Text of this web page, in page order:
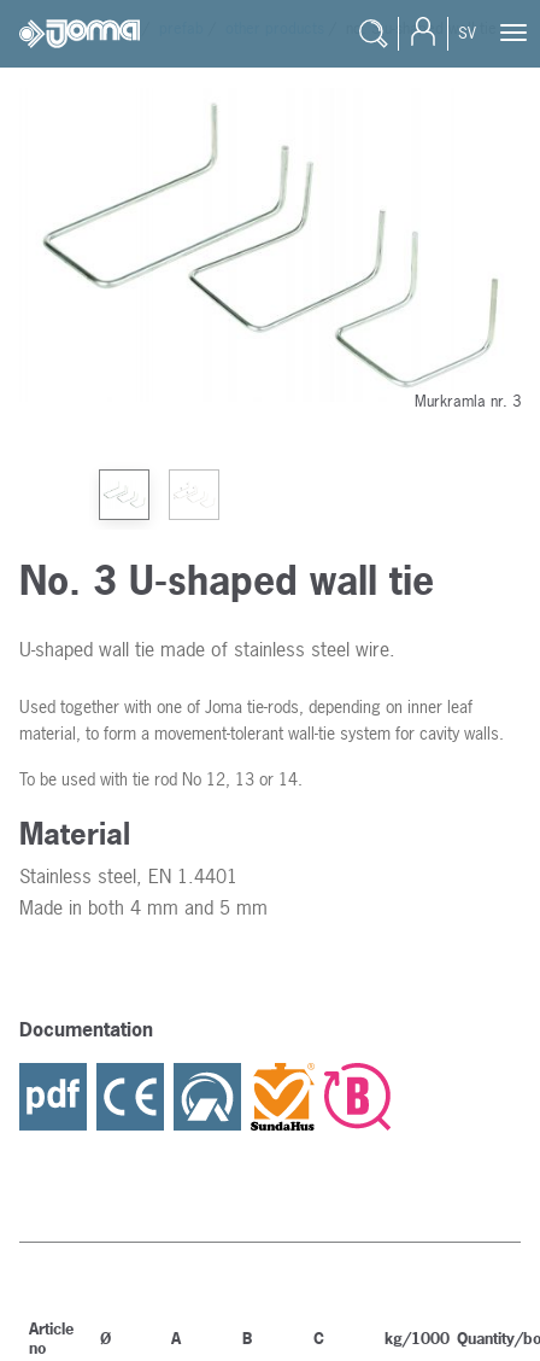
SV
joma / products no. 3 u-shaped wall tie
Murkramla nr. 3
No. 3 U-shaped wall tie
U-shaped wall tie made of stainless steel wire.
Used together with one of Joma tie-rods, depending on inner leaf
material, to form a movement-tolerant wall-tie system for cavity walls.
To be used with tie rod No 12, 13 or 14.
Material
Stainless steel, EN 1.4401
Made in both 4 mm and 5 mm
Documentation
Article
no
Ø A B C kg/1000 Quantity/